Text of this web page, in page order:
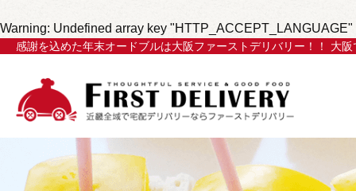
Warning: Undefined array key
感謝を込めた年末オードブルは大阪ファーストデリバリー！！ 大